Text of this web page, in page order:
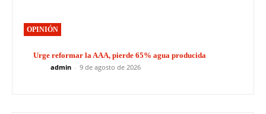
OPINIÓN
Urge reformar la AAA, pierde 65% agua producida
admin - 9 de agosto de 2026